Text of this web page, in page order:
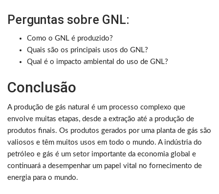
Perguntas sobre GNL:
Como o GNL é produzido?
Quais são os principais usos do GNL?
Qual é o impacto ambiental do uso de GNL?
Conclusão
A produção de gás natural é um processo complexo que
envolve muitas etapas, desde a extração até a produção de
produtos finais. Os produtos gerados por uma planta de gás são
valiosos e têm muitos usos em todo o mundo. A indústria do
petróleo e gás é um setor importante da economia global e
continuará a desempenhar um papel vital no fornecimento de
energia para o mundo.